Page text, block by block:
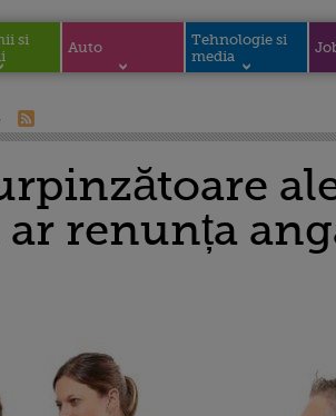
si
Auto
Tehnologie si
media
renunța